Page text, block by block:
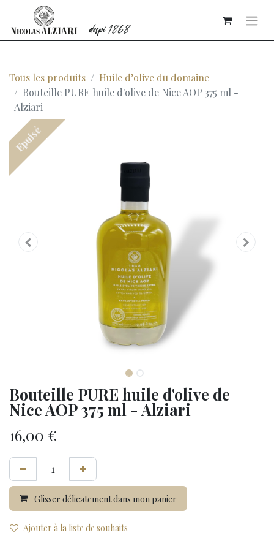
Tous les produits
Huile d’olive du domaine
Bouteille PURE huile d'olive de Nice AOP 375 ml -
Alziari
Epuisé
Bouteille PURE huile d'olive de
Nice AOP 375 ml - Alziari
16,00 €
Glisser délicatement dans mon panier
Ajouter à la liste de souhaits